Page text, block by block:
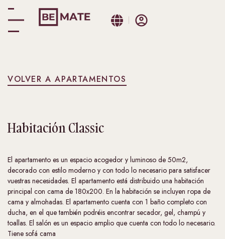
VOLVER A APARTAMENTOS
HabitaciónClassic
El apartamento es un espacio acogedor y luminoso de 50m2,
decorado con estilo moderno y con todo lo necesario para satisfacer
vuestras necesidades. El apartamento está distribuido una habitación
principal con cama de 180x200. En la habitación se incluyen ropa de
cama y almohadas. El apartamento cuenta con 1 baño completo con
ducha, en el que también podréis encontrar secador, gel, champú y
toallas. El salón es un espacio amplio que cuenta con todo lo necesario.
Tiene sofá cama